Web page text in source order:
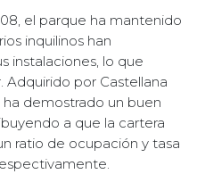
el parque ha mantenido
inquilinos han
instalaciones, lo que
Adquirido por Castellana
ha demostrado un buen
a que la cartera
ratio de ocupación y tasa